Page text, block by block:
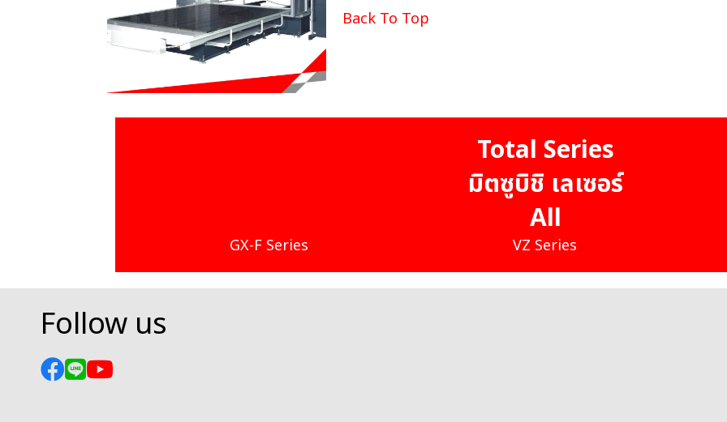
Back To Top
Total Series
มิตซูบิชิ เลเซอร์
All
GX-F Series VZ Series
Follow us